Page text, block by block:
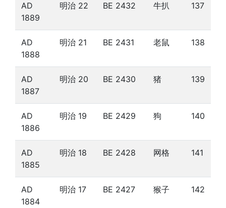
AD
1889
明治 22 BE 2432 牛扒 137
AD
1888
明治 21 BE 2431 老鼠 138
AD
1887
明治 20 BE 2430 猪 139
AD
1886
明治 19 BE 2429 狗 140
AD
1885
明治 18 BE 2428 网格 141
AD
1884
明治 17 BE 2427 猴子 142